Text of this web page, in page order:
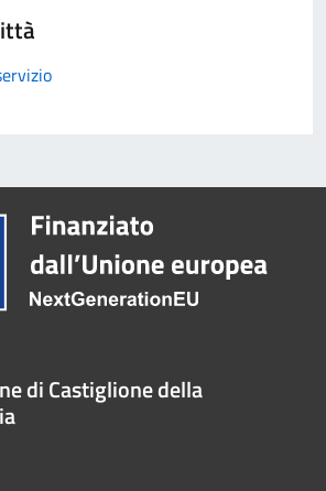
di Castiglione della